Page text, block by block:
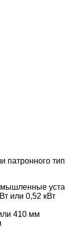
патронного
или 0,52 кВт
410 мм